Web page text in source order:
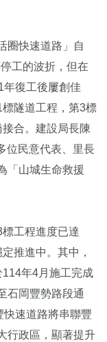
圈快速道路」自
工的波折，但在
年復工後屢創佳
隧道工程，第3標
合。建設局長陳
位民意代表、里長
「山城生命救援
工程進度已達
推進中。其中，
年4月施工完成
石岡豐勢路段通
速道路將串聯豐
行政區，顯著提升